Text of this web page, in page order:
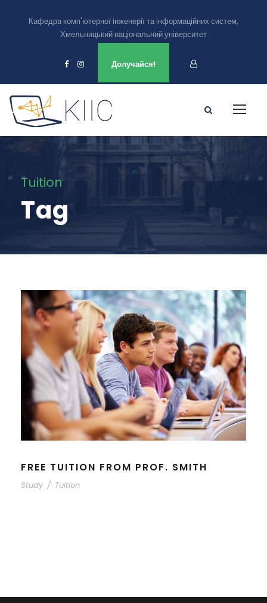
Кафедра комп'ютерної інженерії та інформаційних систем,
Хмельницький національний університет
Долучайся!
Tuition
Tag
FREE TUITION FROM PROF. SMITH
Study / Tuition